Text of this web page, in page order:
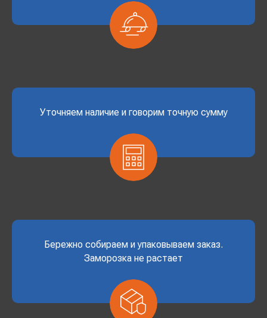
Уточняем наличие и говорим точную сумму
Бережно собираем и упаковываем заказ.
Заморозка не растает